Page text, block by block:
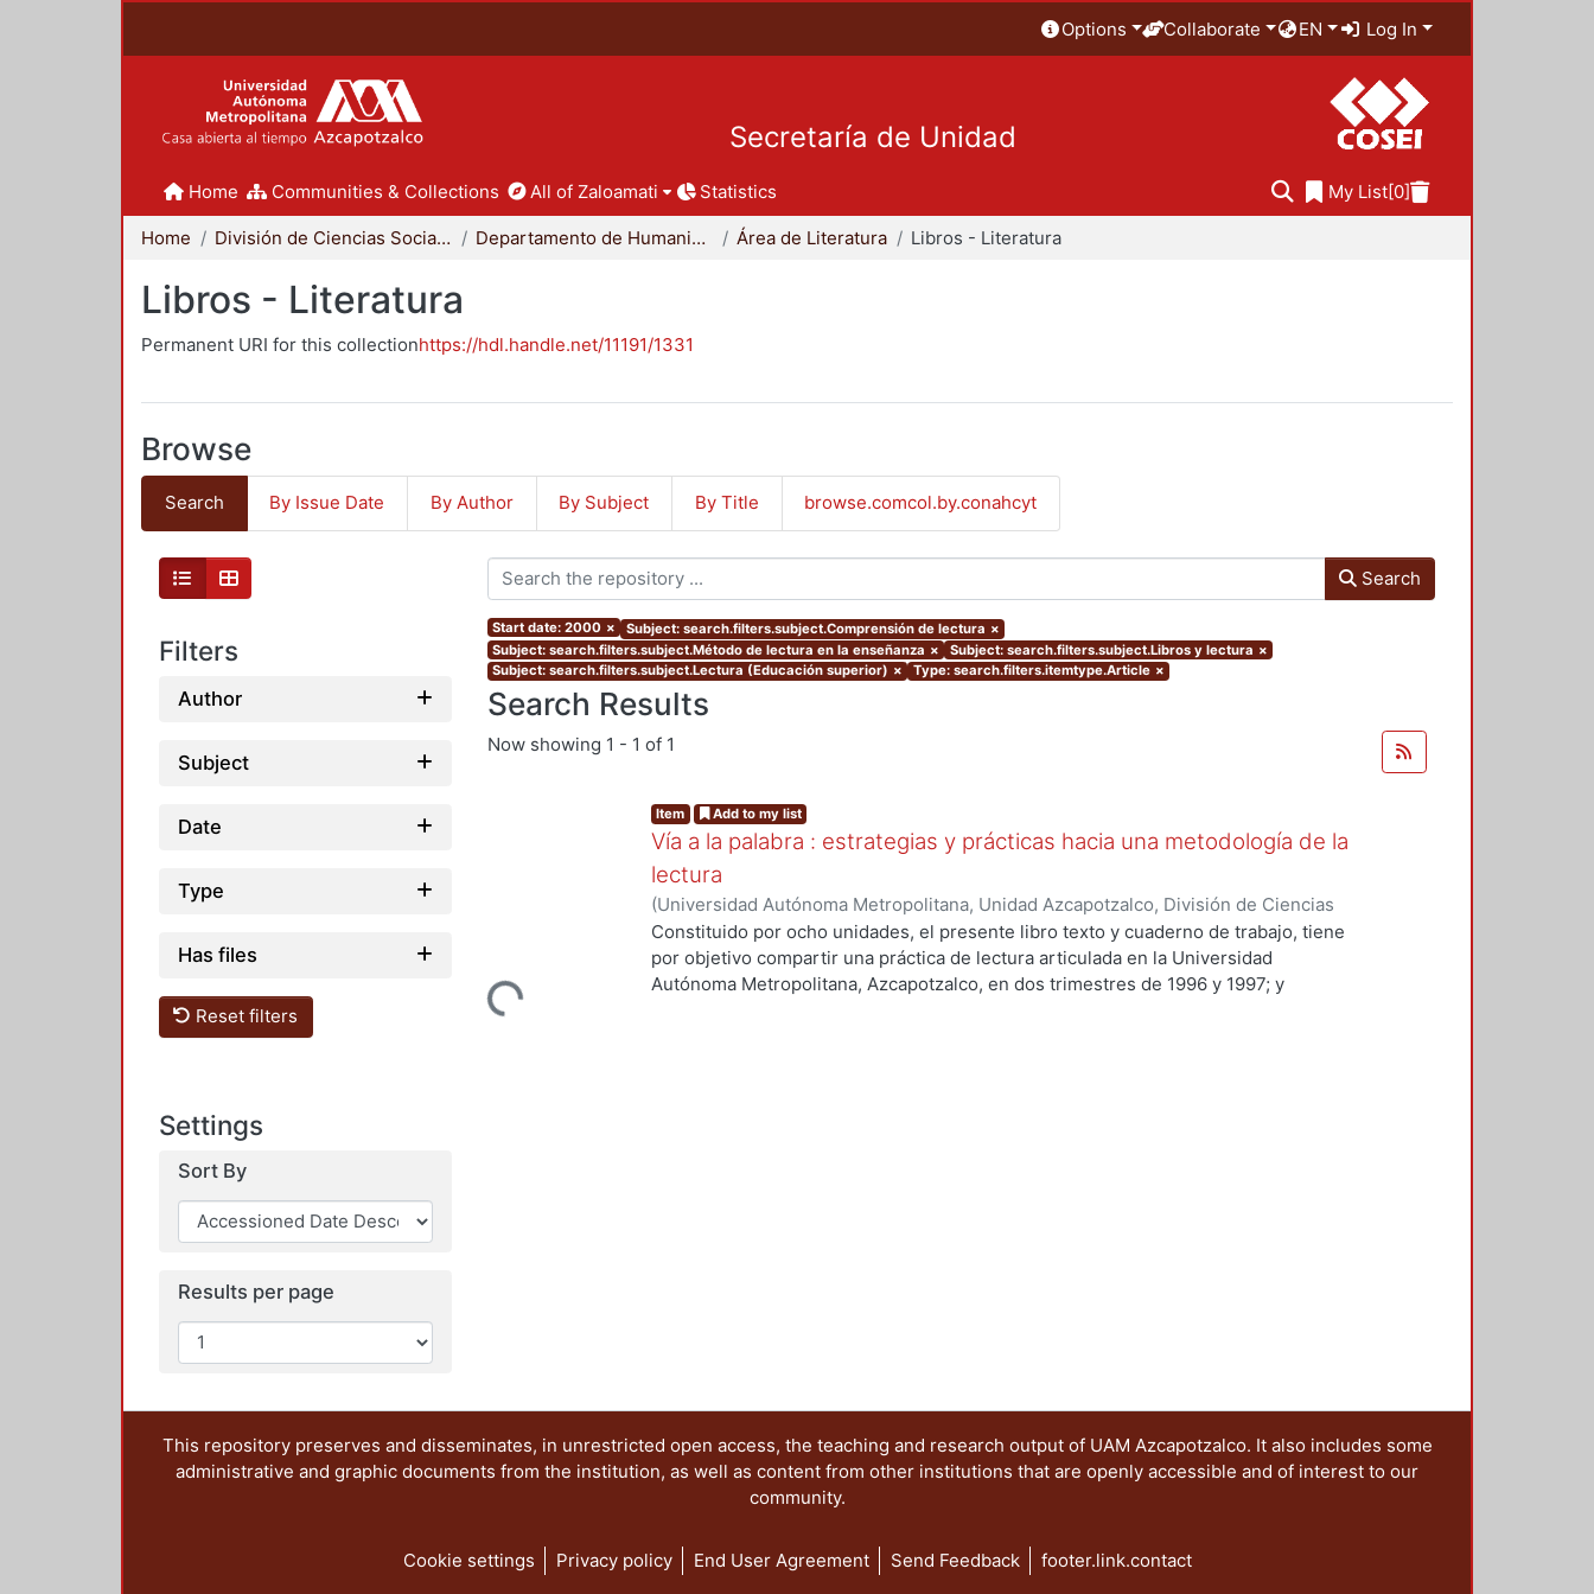
Options Collaborate EN Log In
Secretaría de Unidad
Home Communities & Collections All of Zaloamati Statistics My List[0]
Home División de Ciencias Sociales y Humanidades Departamento de Humanidades Área de Literatura Libros - Literatura
Libros - Literatura
Permanent URI for this collectionhttps://hdl.handle.net/11191/1331
Browse
Search By Issue Date By Author By Subject By Title browse.comcol.by.conahcyt
Filters
Author
Subject
Date
Type
Has files
Reset filters
Settings
Sort By
Results per page
Search
Start date: 2000 × Subject: search.filters.subject.Comprensión de lectura ×
Subject: search.filters.subject.Método de lectura en la enseñanza × Subject: search.filters.subject.Libros y lectura ×
Subject: search.filters.subject.Lectura (Educación superior) × Type: search.filters.itemtype.Article ×
Search Results
Now showing 1 - 1 of 1
Loading...
Item Add to my list
Vía a la palabra : estrategias y prácticas hacia una metodología de la
lectura
(Universidad Autónoma Metropolitana, Unidad Azcapotzalco, División de Ciencias
Sociales y Humanidades, Departamento de Humanidades, Área de Literatura, 2001)
Marquet, Antonio
Constituido por ocho unidades, el presente libro texto y cuaderno de trabajo, tiene
por objetivo compartir una práctica de lectura articulada en la Universidad
Autónoma Metropolitana, Azcapotzalco, en dos trimestres de 1996 y 1997; y
This repository preserves and disseminates, in unrestricted open access, the teaching and research output of UAM Azcapotzalco. It also includes some
administrative and graphic documents from the institution, as well as content from other institutions that are openly accessible and of interest to our
community.
Cookie settings Privacy policy End User Agreement Send Feedback footer.link.contact